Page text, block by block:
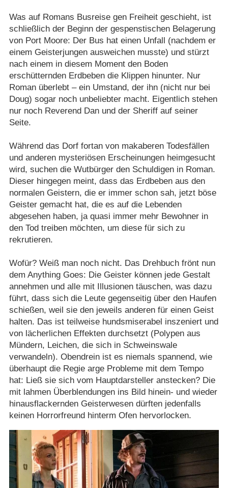
Was auf Romans Busreise gen Freiheit geschieht, ist
schließlich der Beginn der gespenstischen Belagerung
von Port Moore: Der Bus hat einen Unfall (nachdem er
einem Geisterjungen ausweichen musste) und stürzt
nach einem in diesem Moment den Boden
erschütternden Erdbeben die Klippen hinunter. Nur
Roman überlebt – ein Umstand, der ihn (nicht nur bei
Doug) sogar noch unbeliebter macht. Eigentlich stehen
nur noch Reverend Dan und der Sheriff auf seiner
Seite.
Während das Dorf fortan von makaberen Todesfällen
und anderen mysteriösen Erscheinungen heimgesucht
wird, suchen die Wutbürger den Schuldigen in Roman.
Dieser hingegen meint, dass das Erdbeben aus den
normalen Geistern, die er immer schon sah, jetzt böse
Geister gemacht hat, die es auf die Lebenden
abgesehen haben, ja quasi immer mehr Bewohner in
den Tod treiben möchten, um diese für sich zu
rekrutieren.
Wofür? Weiß man noch nicht. Das Drehbuch frönt nun
dem Anything Goes: Die Geister können jede Gestalt
annehmen und alle mit Illusionen täuschen, was dazu
führt, dass sich die Leute gegenseitig über den Haufen
schießen, weil sie den jeweils anderen für einen Geist
halten. Das ist teilweise hundsmiserabel inszeniert und
von lächerlichen Effekten durchsetzt (Polypen aus
Mündern, Leichen, die sich in Schweinswale
verwandeln). Obendrein ist es niemals spannend, wie
überhaupt die Regie arge Probleme mit dem Tempo
hat: Ließ sie sich vom Hauptdarsteller anstecken? Die
mit lahmen Überblendungen ins Bild hinein- und wieder
hinausflackernden Geisterwesen dürften jedenfalls
keinen Horrorfreund hinterm Ofen hervorlocken.